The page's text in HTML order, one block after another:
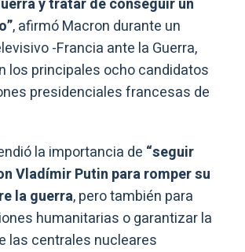
y tratar de conseguir un
, afirmó Macron durante un
-Francia ante la Guerra,
los principales ocho candidatos
presidenciales francesas de
la importancia de “seguir
Vladímir Putin para romper su
la guerra, pero también para
humanitarias o garantizar la
las centrales nucleares